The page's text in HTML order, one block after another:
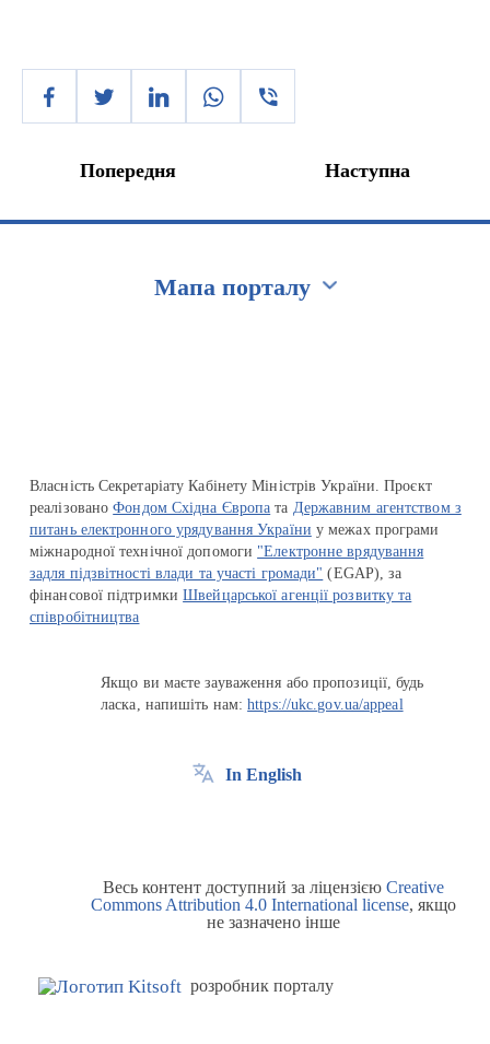
Попередня Наступна
Мапа порталу
Власність Секретаріату Кабінету Міністрів України. Проєкт
реалізованоФондом Східна Європа та Державним агентством з
питань електронного урядування України у межах програми
міжнародної технічної допомоги "Електронне врядування
задля підзвітності влади та участі громади" (EGAP), за
фінансової підтримкиШвейцарської агенції розвитку та
співробітництва
Якщо ви маєте зауваження або пропозиції, будь
ласка, напишіть нам:https://ukc.gov.ua/appeal
In English
Весь контент доступний за ліцензією Creative
Commons Attribution 4.0 International license, якщо
не зазначено інше
розробник порталу